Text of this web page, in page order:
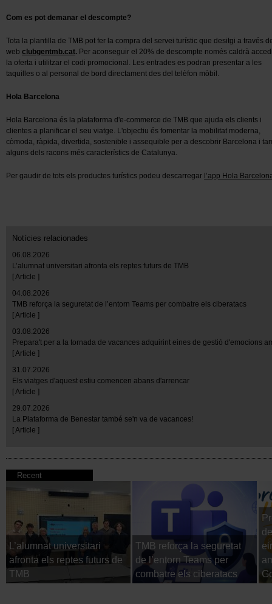
Com es pot demanar el descompte?
Tota la plantilla de TMB pot fer la compra del servei turístic que desitgi a través
web clubgentmb.cat. Per aconseguir el 20% de descompte només caldrà
la oferta i utilitzar el codi promocional. Les entrades es podran presentar a les
taquilles o al personal de bord directament des del telèfon mòbil.
Hola Barcelona
Hola Barcelona és la plataforma d'e-commerce de TMB que ajuda els clients i
clientes a planificar el seu viatge. L'objectiu és fomentar la mobilitat moderna,
còmoda, ràpida, divertida, sostenible i assequible per a descobrir Barcelona i
alguns dels racons més característics de Catalunya.
Per gaudir de tots els productes turístics podeu descarregar l’app Hola
Notícies relacionades
06.08.2026
L’alumnat universitari afronta els reptes futurs de TMB
[ Article ]
04.08.2026
TMB reforça la seguretat de l’entorn Teams per combatre els ciberatacs
[ Article ]
03.08.2026
Prepara't per a la tornada de vacances adquirint eines de gestió d'emocions
[ Article ]
31.07.2026
Els viatges d'aquest estiu comencen abans d'arrencar
[ Article ]
29.07.2026
La Plataforma de Benestar també se'n va de vacances!
[ Article ]
Recent
L’alumnat universitari
afronta els reptes futurs de
TMB
TMB reforça la seguretat
de l’entorn Teams per
combatre els ciberatacs